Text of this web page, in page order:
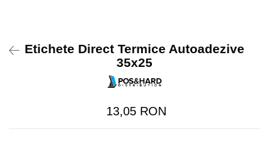
Gestiune Numerar
Etichete Direct Termice Autoadezive
35x25
13,05 RON